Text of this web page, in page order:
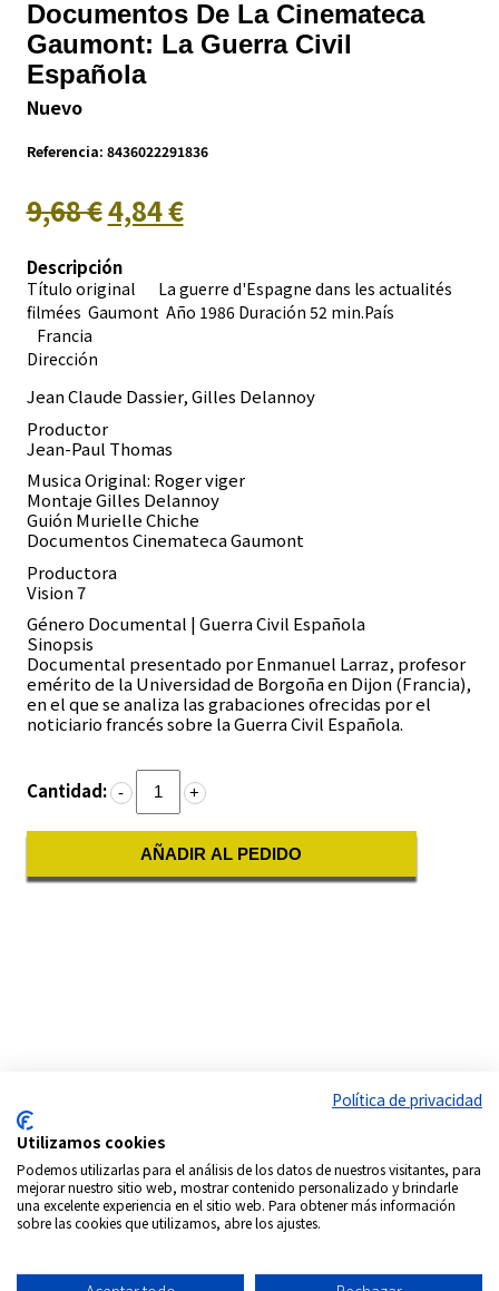
Documentos De La Cinemateca
Gaumont: La Guerra Civil
Española
Nuevo
Referencia: 8436022291836
9,68 €4,84 €
Descripción
Título original La guerre d'Espagne dans les actualités
filmées Gaumont Año 1986 Duración 52 min.País
Francia
Dirección
Jean Claude Dassier, Gilles Delannoy
Productor
Jean-Paul Thomas
Musica Original: Roger viger
Montaje Gilles Delannoy
Guión Murielle Chiche
Documentos Cinemateca Gaumont
Productora
Vision 7
Género Documental | Guerra Civil Española
Sinopsis
Documental presentado por Enmanuel Larraz, profesor
emérito de la Universidad de Borgoña en Dijon (Francia),
en el que se analiza las grabaciones ofrecidas por el
noticiario francés sobre la Guerra Civil Española.
Cantidad: - +
AÑADIR AL PEDIDO
Política de privacidad
Utilizamos cookies
Podemos utilizarlas para el análisis de los datos de nuestros visitantes, para
mejorar nuestro sitio web, mostrar contenido personalizado y brindarle
una excelente experiencia en el sitio web. Para obtener más información
sobre las cookies que utilizamos, abre los ajustes.